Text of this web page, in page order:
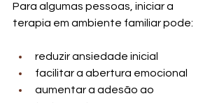
Para algumas pessoas, iniciar a
terapia em ambiente familiar pode:
reduzir ansiedade inicial
facilitar a abertura emocional
aumentar a adesão ao